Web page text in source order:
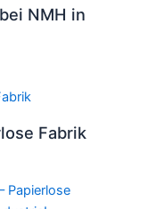
NMH in
Fabrik